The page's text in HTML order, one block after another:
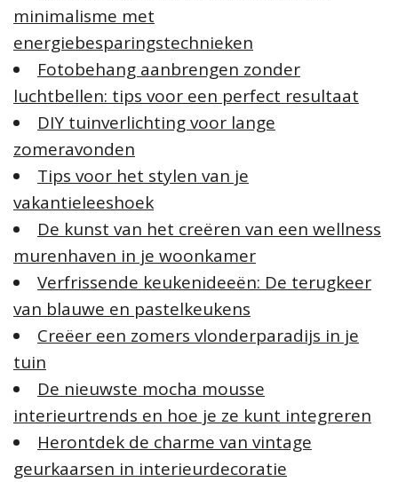
a
r
:
minimalisme met
energiebesparingstechnieken
Fotobehang aanbrengen zonder
luchtbellen: tips voor een perfect resultaat
DIY tuinverlichting voor lange
zomeravonden
Tips voor het stylen van je
vakantieleeshoek
De kunst van het creëren van een wellness
murenhaven in je woonkamer
Verfrissende keukenideeën: De terugkeer
van blauwe en pastelkeukens
Creëer een zomers vlonderparadijs in je
tuin
De nieuwste mocha mousse
interieurtrends en hoe je ze kunt integreren
Herontdek de charme van vintage
geurkaarsen in interieurdecoratie